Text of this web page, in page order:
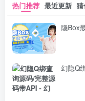
热门推荐 最近更新
隐Box
幻隐Q